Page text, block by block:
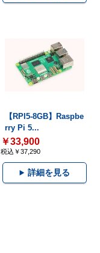
【RPI5-8GB】Raspbe
rry Pi 5...
￥33,900
税込￥37,290
詳細を見る